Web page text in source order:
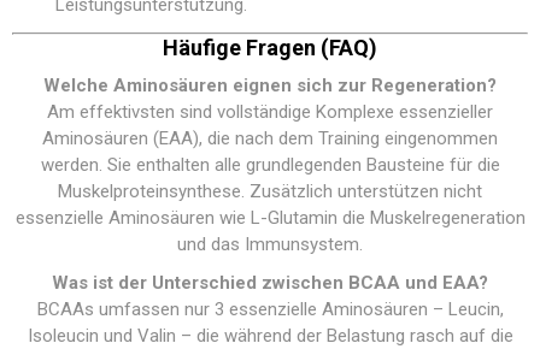
Häufige Fragen (FAQ)
Welche Aminosäuren eignen sich zur Regeneration?
Am effektivsten sind vollständige Komplexe essenzieller
Aminosäuren (EAA), die nach dem Training eingenommen
werden. Sie enthalten alle grundlegenden Bausteine für die
Muskelproteinsynthese. Zusätzlich unterstützen nicht
essenzielle Aminosäuren wie L-Glutamin die Muskelregeneration
und das Immunsystem.
Was ist der Unterschied zwischen BCAA und EAA?
BCAAs umfassen nur 3 essenzielle Aminosäuren – Leucin,
Isoleucin und Valin – die während der Belastung rasch auf die